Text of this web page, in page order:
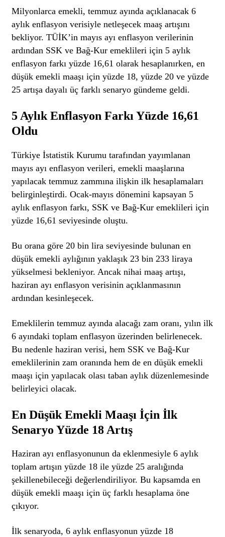
Milyonlarca emekli, temmuz ayında açıklanacak 6
aylık enflasyon verisiyle netleşecek maaş artışını
bekliyor. TÜİK’in mayıs ayı enflasyon verilerinin
ardından SSK ve Bağ-Kur emeklileri için 5 aylık
enflasyon farkı yüzde 16,61 olarak hesaplanırken, en
düşük emekli maaşı için yüzde 18, yüzde 20 ve yüzde
25 artışa dayalı üç farklı senaryo gündeme geldi.
5 Aylık Enflasyon Farkı Yüzde 16,61
Oldu
Türkiye İstatistik Kurumu tarafından yayımlanan
mayıs ayı enflasyon verileri, emekli maaşlarına
yapılacak temmuz zammına ilişkin ilk hesaplamaları
belirginleştirdi. Ocak-mayıs dönemini kapsayan 5
aylık enflasyon farkı, SSK ve Bağ-Kur emeklileri için
yüzde 16,61 seviyesinde oluştu.
Bu orana göre 20 bin lira seviyesinde bulunan en
düşük emekli aylığının yaklaşık 23 bin 233 liraya
yükselmesi bekleniyor. Ancak nihai maaş artışı,
haziran ayı enflasyon verisinin açıklanmasının
ardından kesinleşecek.
Emeklilerin temmuz ayında alacağı zam oranı, yılın ilk
6 ayındaki toplam enflasyon üzerinden belirlenecek.
Bu nedenle haziran verisi, hem SSK ve Bağ-Kur
emeklilerinin zam oranında hem de en düşük emekli
maaşı için yapılacak olası taban aylık düzenlemesinde
belirleyici olacak.
En Düşük Emekli Maaşı İçin İlk
Senaryo Yüzde 18 Artış
Haziran ayı enflasyonunun da eklenmesiyle 6 aylık
toplam artışın yüzde 18 ile yüzde 25 aralığında
şekillenebileceği değerlendiriliyor. Bu kapsamda en
düşük emekli maaşı için üç farklı hesaplama öne
çıkıyor.
İlk senaryoda, 6 aylık enflasyonun yüzde 18